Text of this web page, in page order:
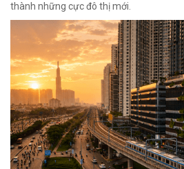
thành những cực đô thị mới.